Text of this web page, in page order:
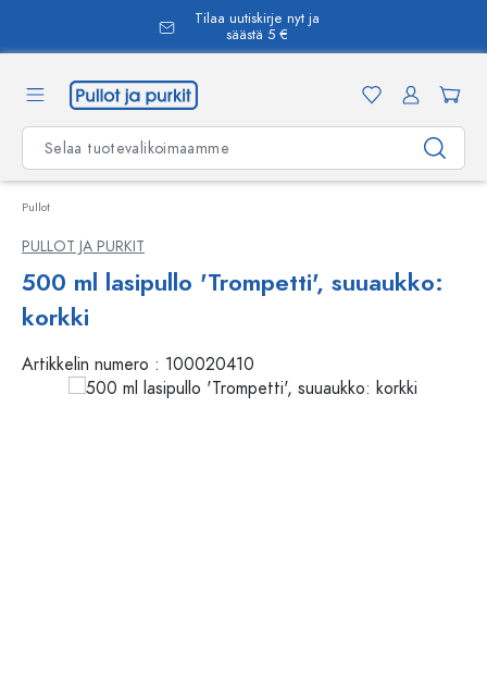
Tilaa uutiskirje nyt ja
säästä 5 €
Pullot
PULLOT JA PURKIT
500 ml lasipullo 'Trompetti', suuaukko:
korkki
Artikkelin numero : 100020410